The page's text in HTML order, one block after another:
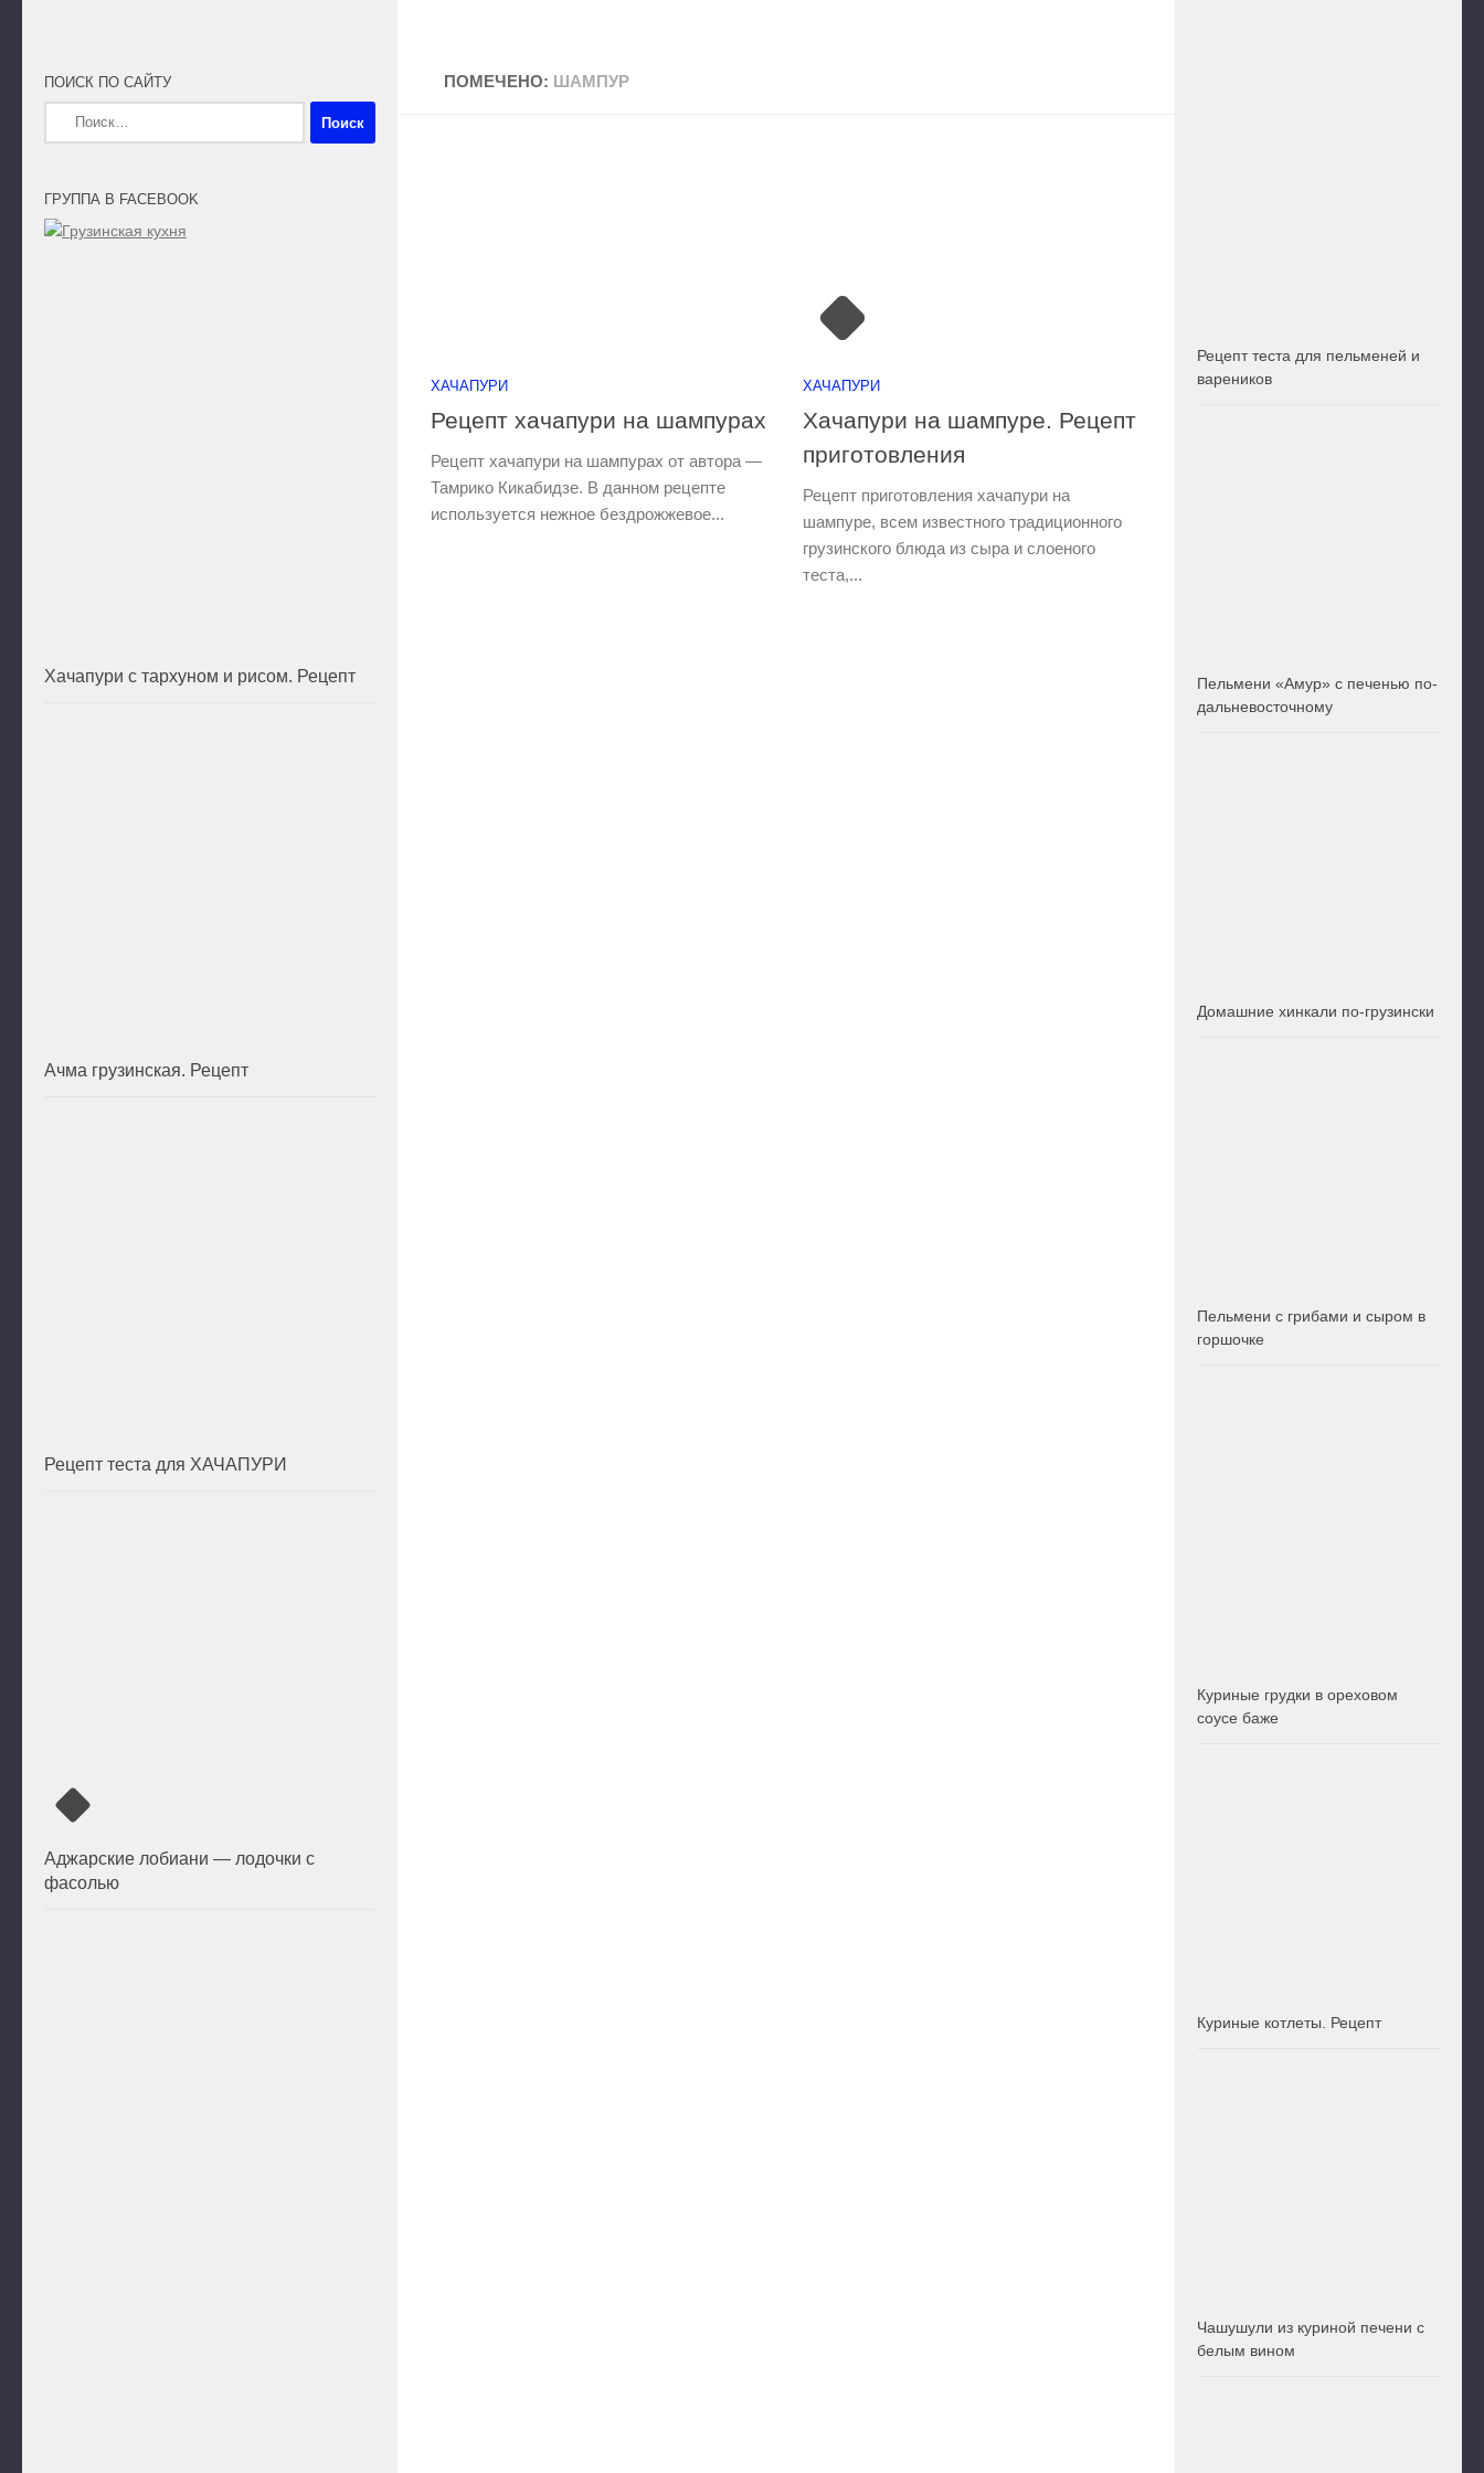
ПОМЕЧЕНО: ШАМПУР
ХАЧАПУРИ
Рецепт хачапури на шампурах
Рецепт хачапури на шампурах от автора —
Тамрико Кикабидзе. В данном рецепте
используется нежное бездрожжевое...
ХАЧАПУРИ
Хачапури на шампуре. Рецепт
приготовления
Рецепт приготовления хачапури на
шампуре, всем известного традиционного
грузинского блюда из сыра и слоеного
теста,...
ПОИСК ПО САЙТУ
Найти:
ГРУППА В FACEBOOK
Хачапури с тархуном и рисом. Рецепт
Ачма грузинская. Рецепт
Рецепт теста для ХАЧАПУРИ
Аджарские лобиани — лодочки с
фасолью
Рецепт теста для пельменей и
вареников
Пельмени «Амур» с печенью по-
дальневосточному
Домашние хинкали по-грузински
Пельмени с грибами и сыром в
горшочке
Куриные грудки в ореховом
соусе баже
Куриные котлеты. Рецепт
Чашушули из куриной печени с
белым вином